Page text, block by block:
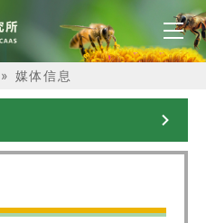
» 媒体信息